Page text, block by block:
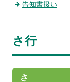
告知書扱い
さ行
さ